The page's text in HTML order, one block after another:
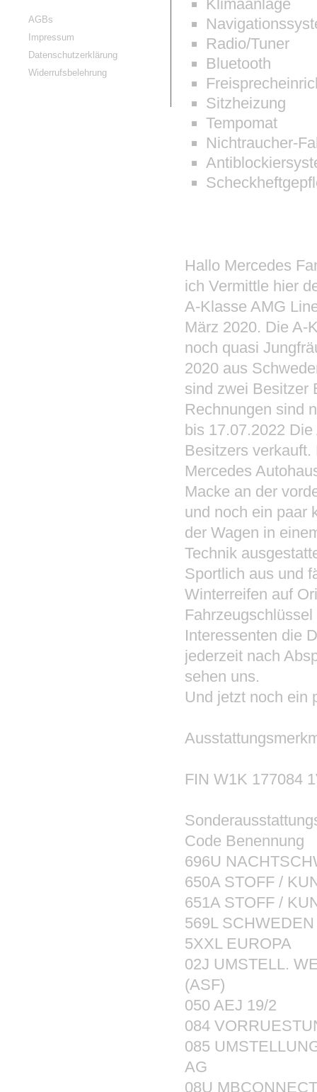
AGBs
Impressum
Datenschutzerklärung
Widerrufsbelehrung
Klimaanlage
Radio/Tuner
Bluetooth
Sitzheizung
Tempomat
Nichtraucher-
Hallo Mercedes
ich Vermittle hier
A-Klasse AMG
März 2020. Die A-
noch quasi
2020 aus
sind zwei Besitzer
Rechnungen sind
bis 17.07.2022
Besitzers
Mercedes
Macke an der
und noch ein paar
der Wagen in
Technik
Sportlich aus und
Winterreifen auf
Interessenten die
jederzeit nach
sehen uns.
Und jetzt noch ein
FIN W1K 177084
Code Benennung
696U
650A STOFF /
651A STOFF /
569L SCHWEDEN
5XXL EUROPA
02J UMSTELL.
(ASF)
050 AEJ 19/2
084
085
AG
08U